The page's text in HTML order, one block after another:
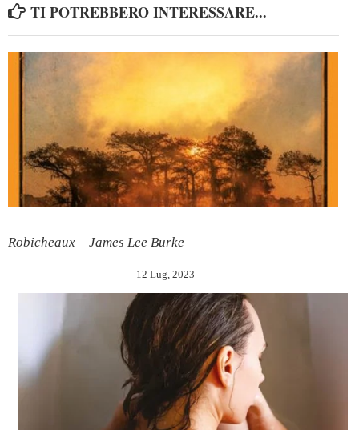
TI POTREBBERO INTERESSARE...
Robicheaux – James Lee Burke
12 Lug, 2023